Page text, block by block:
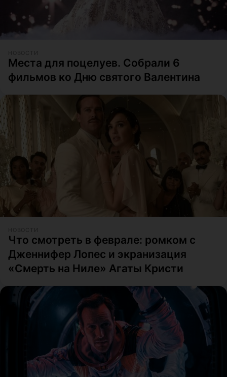
Места для поцелуев. Собрали 6
фильмов ко Дню святого Валентина
Что смотреть в феврале: ромком с
Дженнифер Лопес и экранизация
«Смерть на Ниле» Агаты Кристи